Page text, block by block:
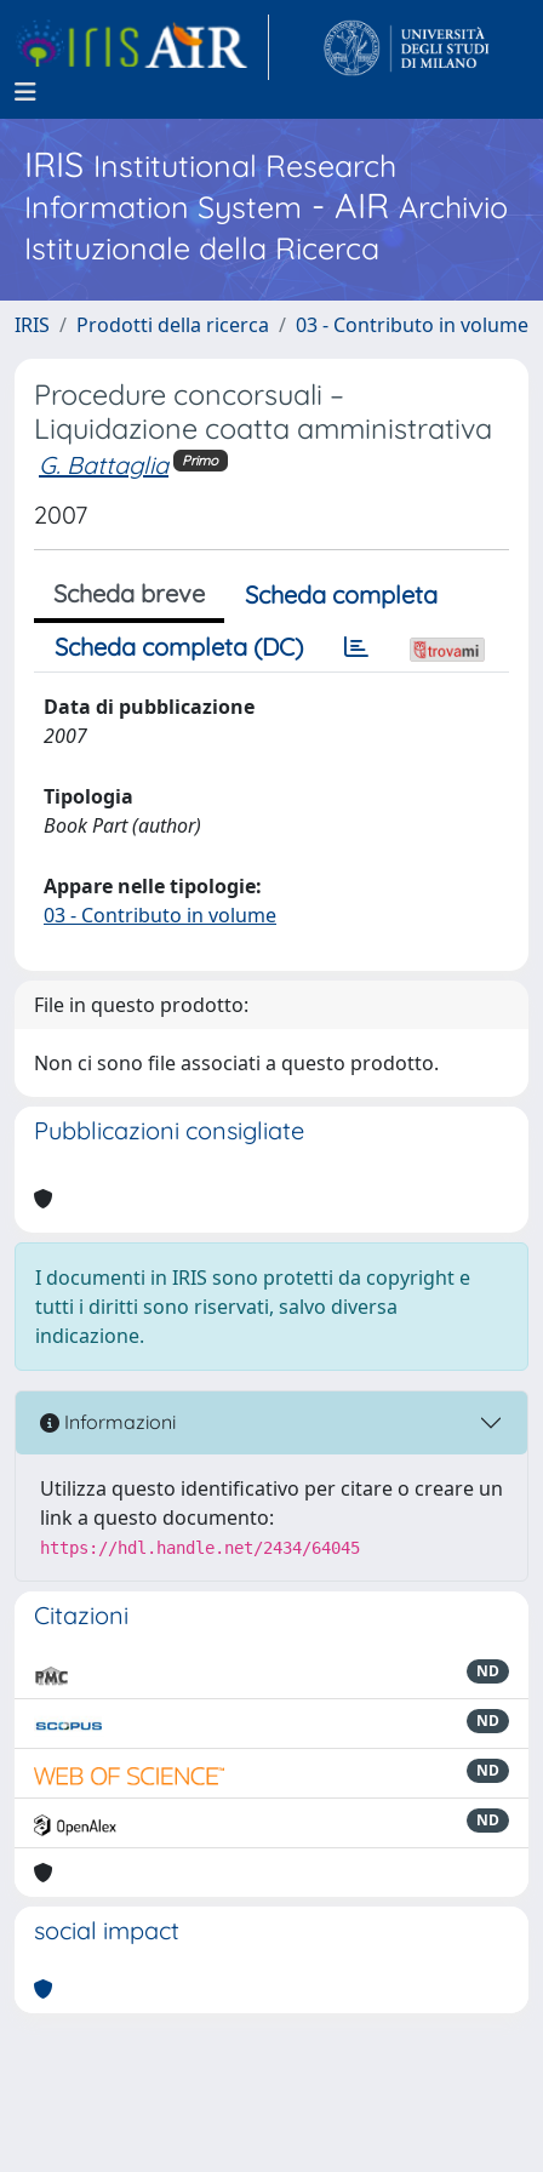
IRISInstitutional Research
Information System - AIR Archivio
Istituzionale della Ricerca
IRIS Prodotti della ricerca 03 - Contributo in volume
Procedure concorsuali –
Liquidazione coatta amministrativa
G. Battaglia Primo
2007
Scheda breve
Scheda completa
Scheda completa (DC)
Data di pubblicazione
2007
Tipologia
Book Part (author)
Appare nelle tipologie:
03 - Contributo in volume
File in questo prodotto:
Non ci sono file associati a questo prodotto.
Pubblicazioni consigliate
I documenti in IRIS sono protetti da copyright e
tutti i diritti sono riservati, salvo diversa
indicazione.
Informazioni
Utilizza questo identificativo per citare o creare un
link a questo documento:
https://hdl.handle.net/2434/64045
Citazioni
ND
ND
ND
ND
social impact